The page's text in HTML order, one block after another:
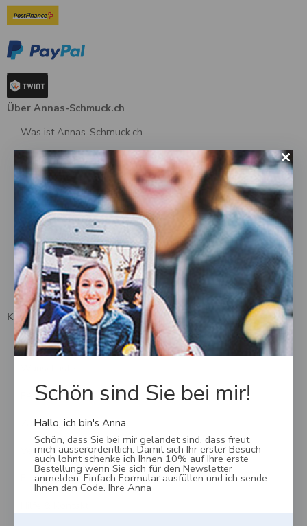
Über Annas-Schmuck.ch
Was ist Annas-Schmuck.ch
Über uns
AGB
Datenschutz
Impressum
Kontakt
Kundendienst
Mein Konto
FAQ
Zahlungsmöglichkeiten
Versand, Lieferung & Rückgabe
Erstattungsrichtlinien
Schön sind Sie bei mir!
Hallo, ich bin's Anna
Schön, dass Sie bei mir gelandet sind, dass freut
mich ausserordentlich. Damit sich Ihr erster Besuch
auch lohnt schenke ich Ihnen 10% auf Ihre erste
Bestellung wenn Sie sich für den Newsletter
anmelden. Einfach Formular ausfüllen und ich sende
Ihnen den Code. Ihre Anna